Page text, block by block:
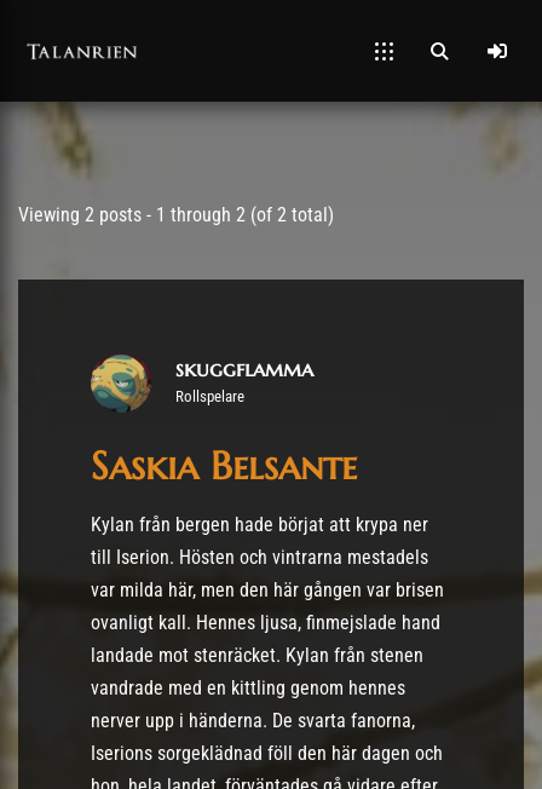
Post has published by
23/09/2021
Viewing 2 posts - 1 through 2 (of 2 total)
skuggflamma
Rollspelare
Saskia Belsante
Kylan från bergen hade börjat att krypa ner
till Iserion. Hösten och vintrarna mestadels
var milda här, men den här gången var brisen
ovanligt kall. Hennes ljusa, finmejslade hand
landade mot stenräcket. Kylan från stenen
vandrade med en kittling genom hennes
nerver upp i händerna. De svarta fanorna,
Iserions sorgeklädnad föll den här dagen och